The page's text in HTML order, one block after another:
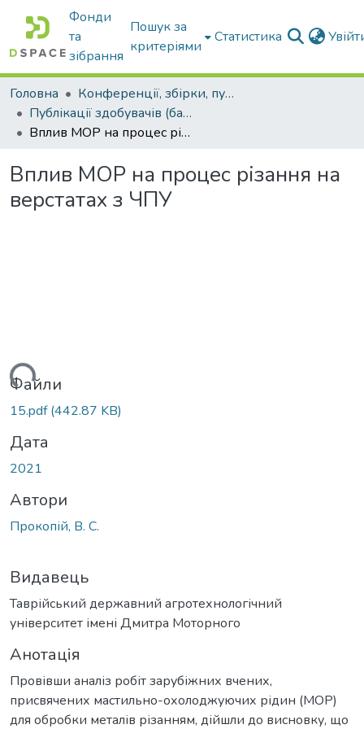
Фонди
та
зібрання
Пошук за
критеріями
Статистика
Головна
Конференції, збірки, публікації молодих вчених і здобувачів : магістрів, бакалаврів, аспірантів.
Публікації здобувачів (бакалаврів. магістрів, аспірантів)
Вплив МОР на процес різання на верстатах з ЧПУ
Вплив МОР на процес різання на
верстатах з ЧПУ
Файли
15.pdf(442.87 KB)
Дата
2021
Автори
Прокопій, В. С.
Видавець
Таврійський державний агротехнологічний
університет імені Дмитра Моторного
Анотація
Провівши аналіз робіт зарубіжних вчених,
присвячених мастильно-охолоджуючих рідин (МОР)
для обробки металів різанням, дійшли до висновку, що